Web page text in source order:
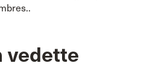
vedette